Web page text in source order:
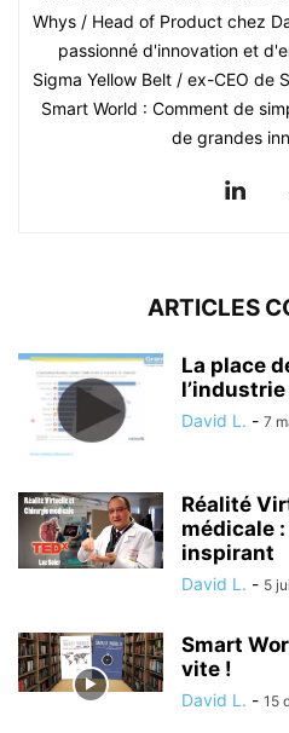
Whys / Head of Product chez
passionné d'innovation et
Sigma Yellow Belt / ex-CEO de
Smart World : Comment de
de grandes
ARTICLES
La place
David L. - 7
Réalité
médicale
inspirant
David L. - 5
Smart
vite !
David L. - 15